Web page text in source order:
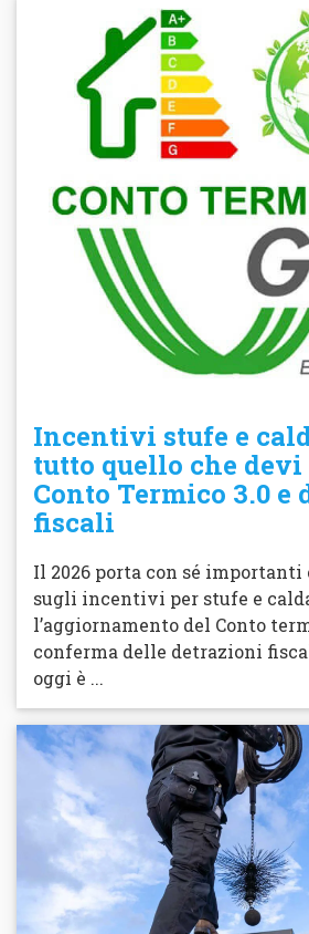
Incentivi stufe e
tutto quello che devi
Conto Termico 3.0 e
fiscali
Il 2026 porta con sé
sugli incentivi per stufe e
l’aggiornamento del Conto
conferma delle detrazioni
oggi è ...